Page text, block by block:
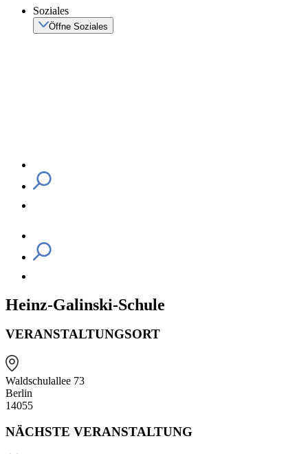
Soziales
Öffne Soziales
Heinz-Galinski-Schule
VERANSTALTUNGSORT
Waldschulallee 73
Berlin
14055
NÄCHSTE VERANSTALTUNG